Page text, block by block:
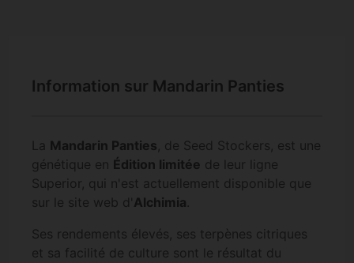
Information sur Mandarin Panties
La Mandarin Panties, de Seed Stockers, est une
génétique en Édition limitée de leur ligne
Superior, qui n'est actuellement disponible que
sur le site web d' Alchimia.
Ses rendements élevés, ses terpènes citriques
et sa facilité de culture sont le résultat du